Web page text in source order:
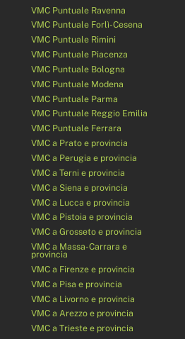
VMC Puntuale Ravenna
VMC Puntuale Forlì-Cesena
VMC Puntuale Rimini
VMC Puntuale Piacenza
VMC Puntuale Bologna
VMC Puntuale Modena
VMC Puntuale Parma
VMC Puntuale Reggio Emilia
VMC Puntuale Ferrara
VMC a Prato e provincia
VMC a Perugia e provincia
VMC a Terni e provincia
VMC a Siena e provincia
VMC a Lucca e provincia
VMC a Pistoia e provincia
VMC a Grosseto e provincia
VMC a Massa-Carrara e
provincia
VMC a Firenze e provincia
VMC a Pisa e provincia
VMC a Livorno e provincia
VMC a Arezzo e provincia
VMC a Trieste e provincia